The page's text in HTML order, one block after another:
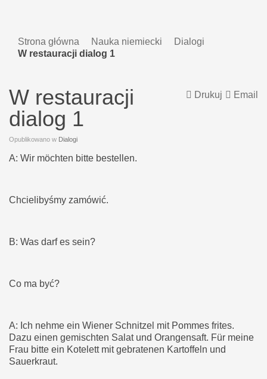
Strona główna Nauka niemiecki
Dialogi
W restauracji dialog 1
Email
Drukuj
W restauracji
dialog 1
Opublikowano w Dialogi
A: Wir möchten bitte bestellen.
Chcielibyśmy zamówić.
B: Was darf es sein?
Co ma być?
A: Ich nehme ein Wiener Schnitzel mit Pommes frites.
Dazu einen gemischten Salat und Orangensaft. Für meine
Frau bitte ein Kotelett mit gebratenen Kartoffeln und
Sauerkraut.